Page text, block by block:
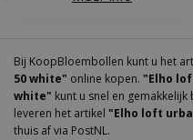
Bij KoopBloembollen kunt u het
50 white" online kopen. "Elho
white" kunt u snel en
leveren het artikel "Elho loft
thuis af via PostNL.